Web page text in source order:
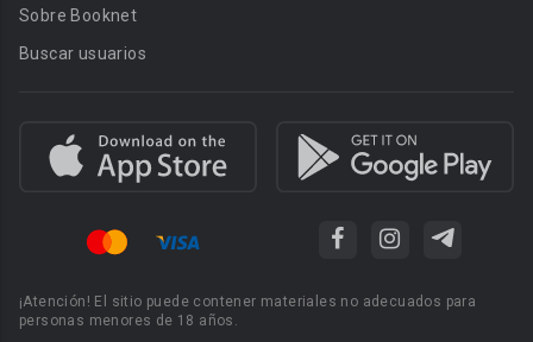
Sobre Booknet
Buscar usuarios
¡Atención! El sitio puede contener materiales no adecuados para
personas menores de 18 años.